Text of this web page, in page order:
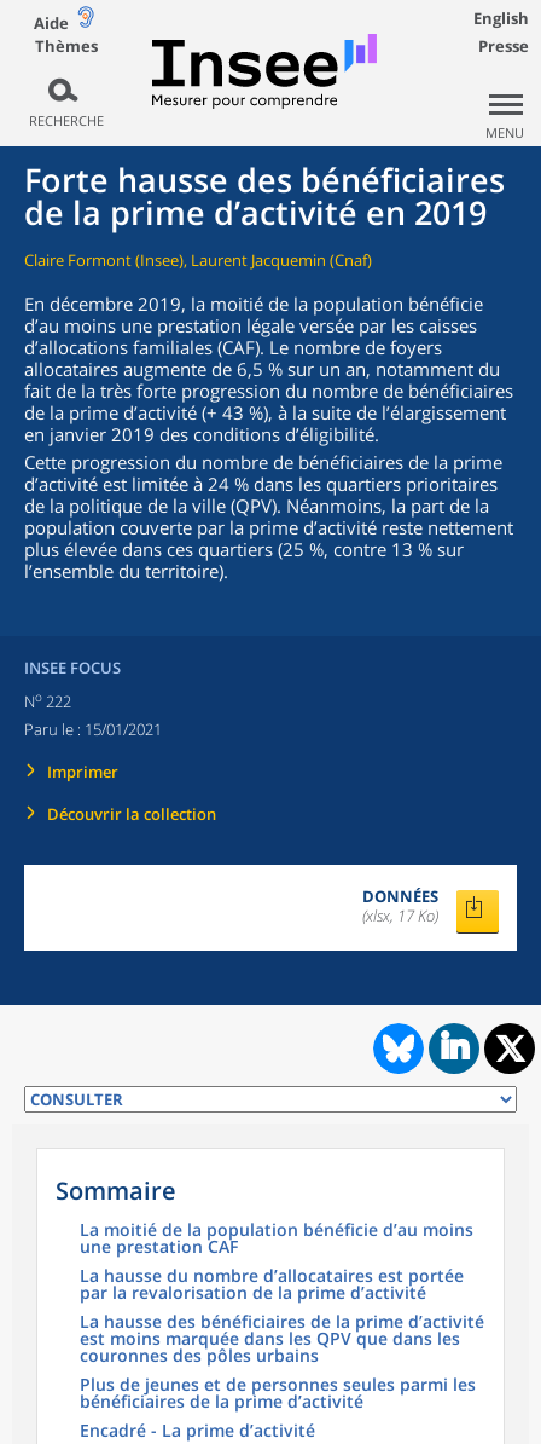
Aide
Thèmes
RECHERCHE
English
Presse
MENU
Forte hausse des bénéficiaires
de la prime d’activité en 2019
Claire Formont (Insee), Laurent Jacquemin (Cnaf)
En décembre 2019, la moitié de la population bénéficie
d’au moins une prestation légale versée par les caisses
d’allocations familiales (CAF). Le nombre de foyers
allocataires augmente de 6,5 % sur un an, notamment du
fait de la très forte progression du nombre de bénéficiaires
de la prime d’activité (+ 43 %), à la suite de l’élargissement
en janvier 2019 des conditions d’éligibilité.
Cette progression du nombre de bénéficiaires de la prime
d’activité est limitée à 24 % dans les quartiers prioritaires
de la politique de la ville (QPV). Néanmoins, la part de la
population couverte par la prime d’activité reste nettement
plus élevée dans ces quartiers (25 %, contre 13 % sur
l’ensemble du territoire).
INSEE FOCUS
No 222
Paru le : 15/01/2021
Imprimer
Découvrir la collection
DONNÉES
(xlsx, 17 Ko)
Sommaire
La moitié de la population bénéficie d’au moins
une prestation CAF
La hausse du nombre d’allocataires est portée
par la revalorisation de la prime d’activité
La hausse des bénéficiaires de la prime d’activité
est moins marquée dans les QPV que dans les
couronnes des pôles urbains
Plus de jeunes et de personnes seules parmi les
bénéficiaires de la prime d’activité
Encadré - La prime d’activité